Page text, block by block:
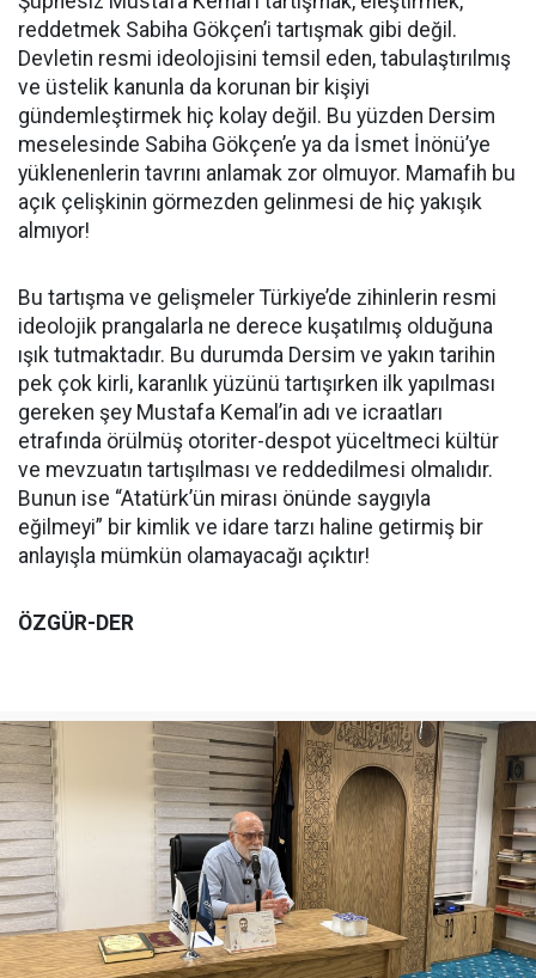
reddetmek Sabiha Gökçen’i tartışmak gibi değil.
Devletin resmi ideolojisini temsil eden, tabulaştırılmış
ve üstelik kanunla da korunan bir kişiyi
gündemleştirmek hiç kolay değil. Bu yüzden Dersim
meselesinde Sabiha Gökçen’e ya da İsmet İnönü’ye
yüklenenlerin tavrını anlamak zor olmuyor. Mamafih bu
açık çelişkinin görmezden gelinmesi de hiç yakışık
almıyor!
Bu tartışma ve gelişmeler Türkiye’de zihinlerin resmi
ideolojik prangalarla ne derece kuşatılmış olduğuna
ışık tutmaktadır. Bu durumda Dersim ve yakın tarihin
pek çok kirli, karanlık yüzünü tartışırken ilk yapılması
gereken şey Mustafa Kemal’in adı ve icraatları
etrafında örülmüş otoriter-despot yüceltmeci kültür
ve mevzuatın tartışılması ve reddedilmesi olmalıdır.
Bunun ise “Atatürk’ün mirası önünde saygıyla
eğilmeyi” bir kimlik ve idare tarzı haline getirmiş bir
anlayışla mümkün olamayacağı açıktır!
ÖZGÜR-DER